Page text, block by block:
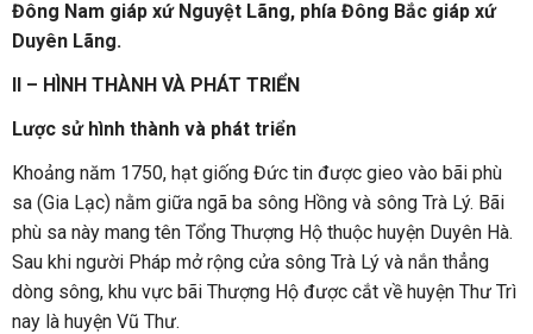
Đông Nam giáp xứ Nguyệt Lãng, phía Đông Bắc giáp xứ
Duyên Lãng.
II – HÌNH THÀNH VÀ PHÁT TRIỂN
Lược sử hình thành và phát triển
Khoảng năm 1750, hạt giống Đức tin được gieo vào bãi phù
sa (Gia Lạc) nằm giữa ngã ba sông Hồng và sông Trà Lý. Bãi
phù sa này mang tên Tổng Thượng Hộ thuộc huyện Duyên Hà.
Sau khi người Pháp mở rộng cửa sông Trà Lý và nắn thẳng
dòng sông, khu vực bãi Thượng Hộ được cắt về huyện Thư Trì
nay là huyện Vũ Thư.